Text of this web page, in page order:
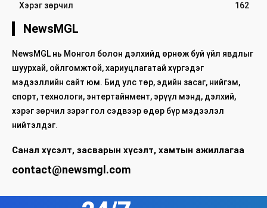
Хэрэг зөрчил
162
NewsMGL
NewsMGL нь Монгол болон дэлхийд өрнөж буй үйл явдлыг
шуурхай, ойлгомжтой, хариуцлагатай хүргэдэг
мэдээллийн сайт юм. Бид улс төр, эдийн засаг, нийгэм,
спорт, технологи, энтертайнмент, эрүүл мэнд, дэлхий,
хэрэг зөрчил зэрэг гол сэдвээр өдөр бүр мэдээлэл
нийтэлдэг.
Санал хүсэлт, засварын хүсэлт, хамтын ажиллагаа
contact@newsmgl.com